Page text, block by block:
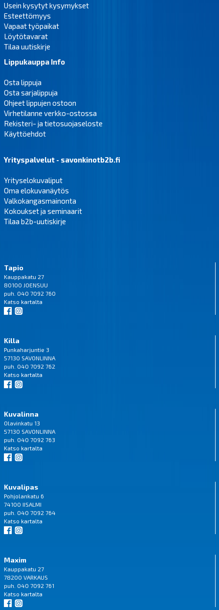
Usein kysytyt kysymykset
Esteettömyys
Vapaat työpaikat
Löytötavarat
Tilaa uutiskirje
Lippukauppa Info
Osta lippuja
Osta sarjalippuja
Ohjeet lippujen ostoon
Virhetilanne verkko-ostossa
Rekisteri- ja tietosuojaseloste
Käyttöehdot
Yrityspalvelut - savonkinotb2b.fi
Yrityselokuvaliput
Oma elokuvanäytös
Valkokangasmainonta
Kokoukset ja seminaarit
Tilaa b2b-uutiskirje
Tapio
Kauppakatu 27
80100 JOENSUU
puh. 040 7092 760
Katso kartalta
Killa
Punkaharjuntie 3
57130 SAVONLINNA
puh. 040 7092 762
Katso kartalta
Kuvalinna
Olavinkatu 13
57130 SAVONLINNA
puh. 040 7092 763
Katso kartalta
Kuvalipas
Pohjolankatu 6
74100 IISALMI
puh. 040 7092 764
Katso kartalta
Maxim
Kauppakatu 27
78200 VARKAUS
puh. 040 7092 761
Katso kartalta